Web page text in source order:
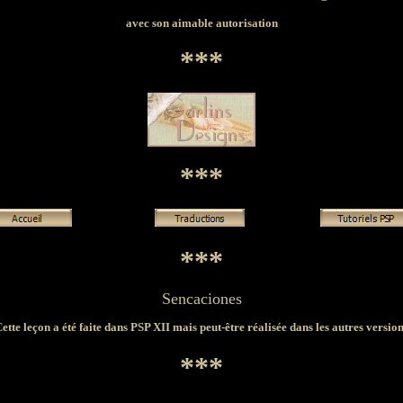
avec son aimable autorisation
***
***
***
Sencaciones
leçon a été faite dans PSP XII mais peut-être réalisée dans les autres
***